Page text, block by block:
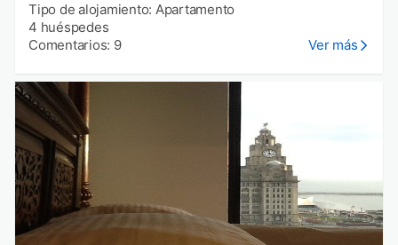
Tipo de alojamiento: Apartamento
4 huéspedes
Comentarios: 9
Ver más